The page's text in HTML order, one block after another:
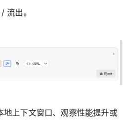
流出。
地上下文窗口、观察性能提升或